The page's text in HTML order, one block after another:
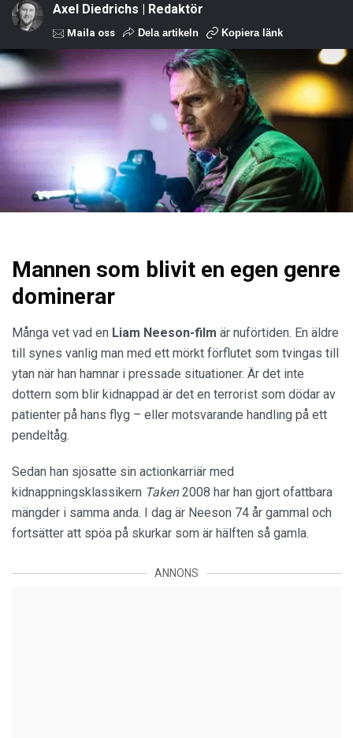
Axel Diedrichs | Redaktör
Maila oss Dela artikeln Kopiera länk
Mannen som blivit en egen genre
dominerar
Många vet vad en Liam Neeson-film är nuförtiden. En äldre
till synes vanlig man med ett mörkt förflutet som tvingas till
ytan när han hamnar i pressade situationer. Är det inte
dottern som blir kidnappad är det en terrorist som dödar av
patienter på hans flyg – eller motsvarande handling på ett
pendeltåg.
Sedan han sjösatte sin actionkarriär med
kidnappningsklassikern Taken2008 har han gjort ofattbara
mängder i samma anda. I dag är Neeson 74 år gammal och
fortsätter att spöa på skurkar som är hälften så gamla.
ANNONS